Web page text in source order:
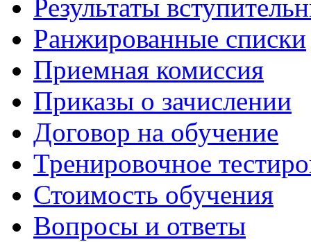
Результаты
Ранжированные списки
Приемная комиссия
Приказы о зачислении
Договор на обучение
Тренировочное
Стоимость обучения
Вопросы и ответы